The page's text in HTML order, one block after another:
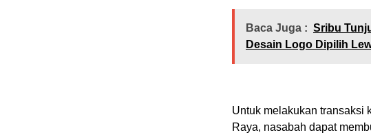
Baca Juga : Sribu
Desain Logo Dipilih
Untuk melakukan transaksi
Raya, nasabah dapat